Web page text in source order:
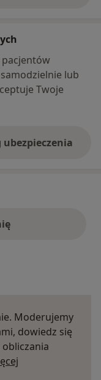
pacjentów
lub
Twoje
ubezpieczenia
Moderujemy
dowiedz się